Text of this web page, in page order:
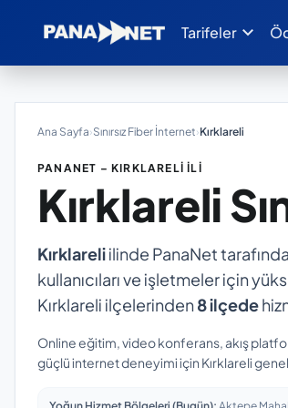
Tarifeler expand_more
Ana Sayfa›Sınırsız Fiber İnternet›Kırklareli
PANANET – KIRKLARELI İLI
Kırklareli
Kırklareliilinde PanaNet
kullanıcıları ve işletmeler için
Kırklareli ilçelerinden8 ilçede
Online eğitim, video konferans, akış
güçlü internet deneyimi için Kırklareli